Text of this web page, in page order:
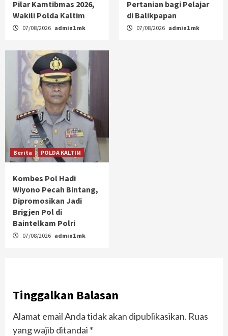
Pilar Kamtibmas 2026,
Wakili Polda Kaltim
07/08/2026 admin1 mk
Pertanian bagi Pelajar
di Balikpapan
07/08/2026 admin1 mk
Berita POLDA KALTIM
Kombes Pol Hadi
Wiyono Pecah Bintang,
Dipromosikan Jadi
Brigjen Pol di
Baintelkam Polri
07/08/2026 admin1 mk
Tinggalkan Balasan
Alamat email Anda tidak akan dipublikasikan. Ruas
yang wajib ditandai *